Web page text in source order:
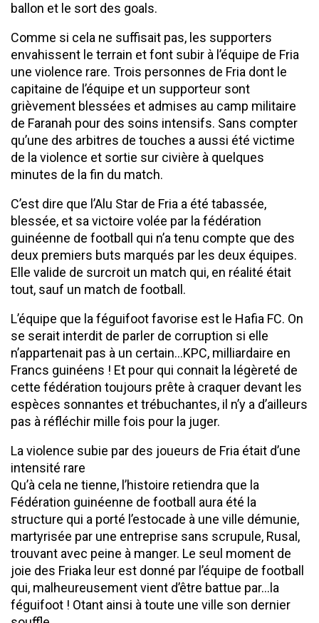
ballon et le sort des goals.
Comme si cela ne suffisait pas, les supporters
envahissent le terrain et font subir à l’équipe de Fria
une violence rare. Trois personnes de Fria dont le
capitaine de l’équipe et un supporteur sont
grièvement blessées et admises au camp militaire
de Faranah pour des soins intensifs. Sans compter
qu’une des arbitres de touches a aussi été victime
de la violence et sortie sur civière à quelques
minutes de la fin du match.
C’est dire que l’Alu Star de Fria a été tabassée,
blessée, et sa victoire volée par la fédération
guinéenne de football qui n’a tenu compte que des
deux premiers buts marqués par les deux équipes.
Elle valide de surcroit un match qui, en réalité était
tout, sauf un match de football.
L’équipe que la féguifoot favorise est le Hafia FC. On
se serait interdit de parler de corruption si elle
n’appartenait pas à un certain…KPC, milliardaire en
Francs guinéens ! Et pour qui connait la légèreté de
cette fédération toujours prête à craquer devant les
espèces sonnantes et trébuchantes, il n’y a d’ailleurs
pas à réfléchir mille fois pour la juger.
La violence subie par des joueurs de Fria était d’une
intensité rare
Qu’à cela ne tienne, l’histoire retiendra que la
Fédération guinéenne de football aura été la
structure qui a porté l’estocade à une ville démunie,
martyrisée par une entreprise sans scrupule, Rusal,
trouvant avec peine à manger. Le seul moment de
joie des Friaka leur est donné par l’équipe de football
qui, malheureusement vient d’être battue par…la
féguifoot ! Otant ainsi à toute une ville son dernier